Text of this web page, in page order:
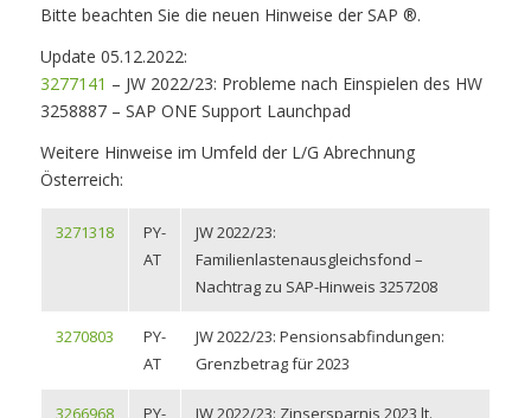
Bitte beachten Sie die neuen Hinweise der SAP ®.
Update 05.12.2022:
3277141 – JW 2022/23: Probleme nach Einspielen des HW
3258887 – SAP ONE Support Launchpad
Weitere Hinweise im Umfeld der L/G Abrechnung
Österreich:
3271318
PY-
AT
JW 2022/23:
Familienlastenausgleichsfond –
Nachtrag zu SAP-Hinweis 3257208
3270803
PY-
AT
JW 2022/23: Pensionsabfindungen:
Grenzbetrag für 2023
3266968
PY-
JW 2022/23: Zinsersparnis 2023 lt.